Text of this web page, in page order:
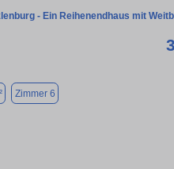
- Ein Reihenendhaus mit
Zimmer 6